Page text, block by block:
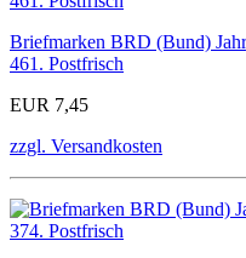
Briefmarken BRD (Bund)
461. Postfrisch
EUR 7,45
zzgl. Versandkosten